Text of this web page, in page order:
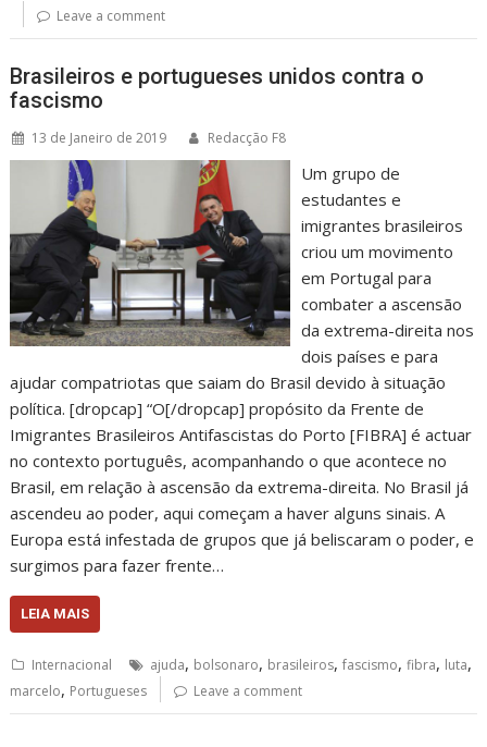
Leave a comment
Brasileiros e portugueses unidos contra o
fascismo
13 de Janeiro de 2019 Redacção F8
Um grupo de
estudantes e
imigrantes brasileiros
criou um movimento
em Portugal para
combater a ascensão
da extrema-direita nos
dois países e para
ajudar compatriotas que saiam do Brasil devido à situação
política. [dropcap] “O[/dropcap] propósito da Frente de
Imigrantes Brasileiros Antifascistas do Porto [FIBRA] é actuar
no contexto português, acompanhando o que acontece no
Brasil, em relação à ascensão da extrema-direita. No Brasil já
ascendeu ao poder, aqui começam a haver alguns sinais. A
Europa está infestada de grupos que já beliscaram o poder, e
surgimos para fazer frente…
LEIA MAIS
Internacional ajuda, bolsonaro, brasileiros,fascismo,fibra, luta,
marcelo, Portugueses Leave a comment